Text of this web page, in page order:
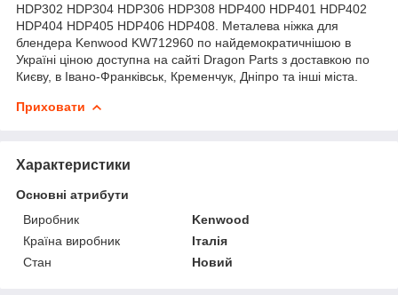
HDP302 HDP304 HDP306 HDP308 HDP400 HDP401 HDP402
HDP404 HDP405 HDP406 HDP408. Металева ніжка для
блендера Kenwood KW712960 по найдемократичнішою в
Україні ціною доступна на сайті Dragon Parts з доставкою по
Києву, в Івано-Франківськ, Кременчук, Дніпро та інші міста.
Приховати
Характеристики
Основні атрибути
Виробник
Kenwood
Країна виробник
Італія
Стан
Новий